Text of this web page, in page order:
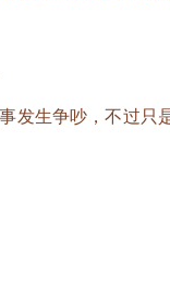
发生争吵，不过只